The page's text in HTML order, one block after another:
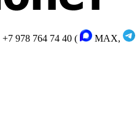
+7 978 764 74 40 ( MAX,